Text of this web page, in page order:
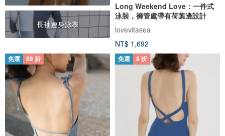
長袖連身泳衣
Long Weekend Love：一件式
泳裝，褲管處帶有荷葉邊設計
lovevitasea
NT$ 1,692
免運 88 折 免運 8 折